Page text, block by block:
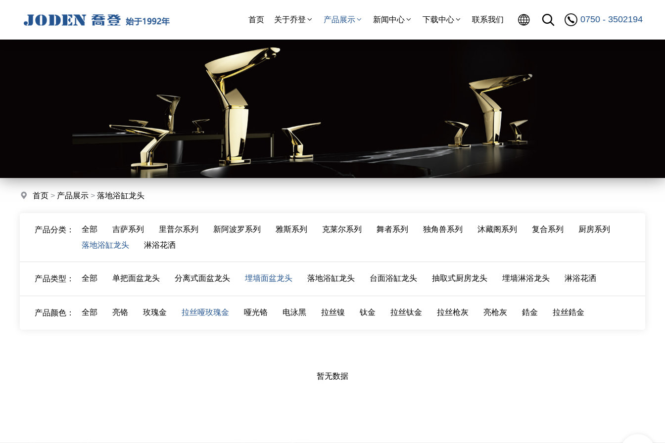
首页 关于乔登 产品展示 新闻中心 下载中心 联系我们 0750 - 3502194
首页 > 产品展示 >落地浴缸龙头
产品分类： 全部 吉萨系列 里普尔系列 新阿波罗系列 雅斯系列 克莱尔系列 舞者系列 独角兽系列 沐藏阁系列 复合系列
厨房系列
落地浴缸龙头
淋浴花洒
产品类型： 全部 单把面盆龙头 分离式面盆龙头 埋墙面盆龙头 落地浴缸龙头 台面浴缸龙头 抽取式厨房龙头 埋墙淋浴龙头 淋浴花洒
产品颜色： 全部 亮铬 玫瑰金 拉丝哑玫瑰金 哑光铬 电泳黑 拉丝镍 钛金 拉丝钛金 拉丝枪灰 亮枪灰 鋯金 拉丝鋯金
暂无数据